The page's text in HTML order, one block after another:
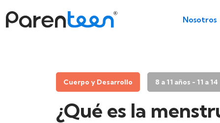
Nosotros
Cuerpo y Desarrollo 8 a 11 años - 11 a
¿Qué es la